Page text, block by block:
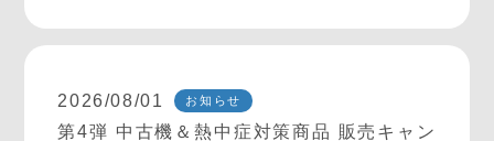
2026/08/01 お知らせ
第4弾 中古機＆熱中症対策商品 販売キャン